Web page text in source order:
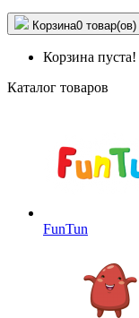
Корзина0 товар(ов)
Корзина пуста!
Каталог товаров
FunTun